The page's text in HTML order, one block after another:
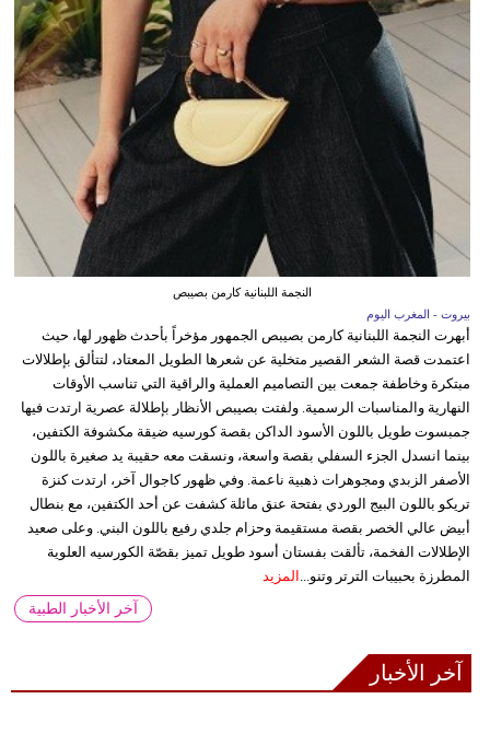
النجمة اللبنانية كارمن بصيبص
بيروت - المغرب اليوم
أبهرت النجمة اللبنانية كارمن بصيبص الجمهور مؤخراً بأحدث ظهور لها، حيث
اعتمدت قصة الشعر القصير متخلية عن شعرها الطويل المعتاد، لتتألق بإطلالات
مبتكرة وخاطفة جمعت بين التصاميم العملية والراقية التي تناسب الأوقات
النهارية والمناسبات الرسمية. ولفتت بصيبص الأنظار بإطلالة عصرية ارتدت فيها
جمبسوت طويل باللون الأسود الداكن بقصة كورسيه ضيقة مكشوفة الكتفين،
بينما انسدل الجزء السفلي بقصة واسعة، ونسقت معه حقيبة يد صغيرة باللون
الأصفر الزبدي ومجوهرات ذهبية ناعمة. وفي ظهور كاجوال آخر، ارتدت كنزة
تريكو باللون البيج الوردي بفتحة عنق مائلة كشفت عن أحد الكتفين، مع بنطال
أبيض عالي الخصر بقصة مستقيمة وحزام جلدي رفيع باللون البني. وعلى صعيد
الإطلالات الفخمة، تألقت بفستان أسود طويل تميز بقصّة الكورسيه العلوية
المطرزة بحبيبات الترتر وتنو...
المزيد
آخر الأخبار الطبية
آخر الأخبار